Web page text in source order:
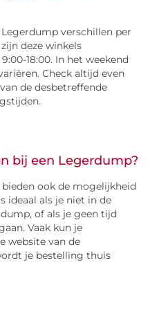
verschillen per
deze winkels
18:00. In het weekend
Check altijd even
de desbetreffende
bij een Legerdump?
ook de mogelijkheid
ideaal als je niet in de
of als je geen tijd
Vaak kun je
website van de
je bestelling thuis